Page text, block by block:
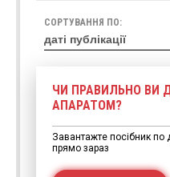
СОРТУВАННЯ ПО:
ЧИ ПРАВИЛЬНО ВИ
АПАРАТОМ?
Завантажте посібник по
прямо зараз